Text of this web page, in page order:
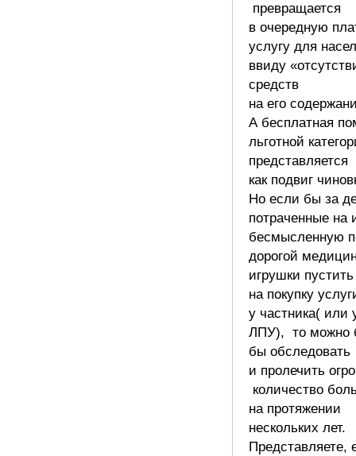
превращается
в очередную
услугу для
ввиду
средств
на его
А бесплатная
льготной
представляется
как подвиг
Но если бы за
потраченные на
бесмысленную
дорогой
игрушки пустить
на покупку
у частника( или
ЛПУ), то можно
бы обследовать
и пролечить
количество
на протяжении
нескольких лет.
Представляете,